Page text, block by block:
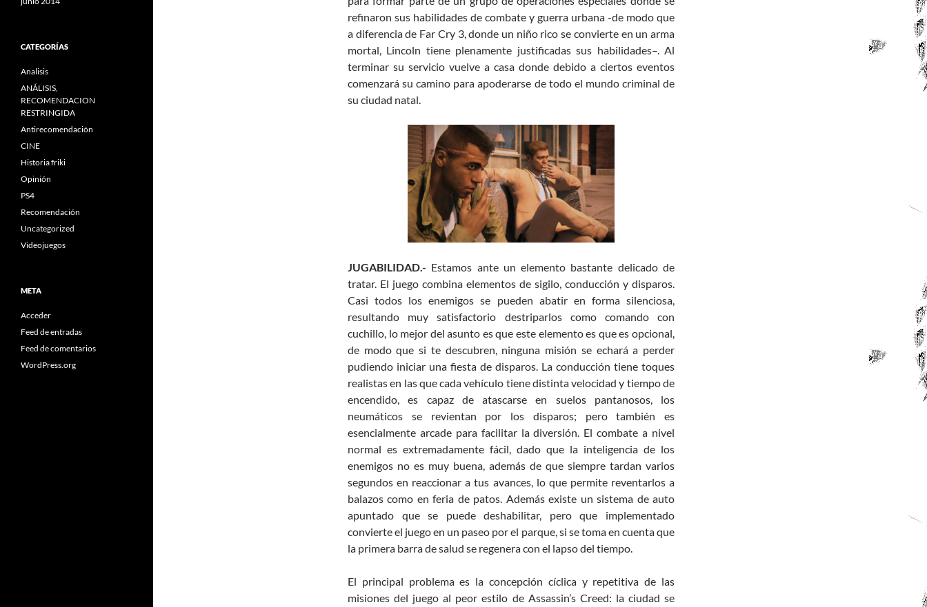
refinaron sus habilidades de combate y guerra urbana -de modo que
a diferencia de Far Cry 3, donde un niño rico se convierte en un arma
mortal, Lincoln tiene plenamente justificadas sus habilidades–. Al
terminar su servicio vuelve a casa donde debido a ciertos eventos
comenzará su camino para apoderarse de todo el mundo criminal de
su ciudad natal.
JUGABILIDAD.- Estamos ante un elemento bastante delicado de
tratar. El juego combina elementos de sigilo, conducción y disparos.
Casi todos los enemigos se pueden abatir en forma silenciosa,
resultando muy satisfactorio destriparlos como comando con
cuchillo, lo mejor del asunto es que este elemento es que es opcional,
de modo que si te descubren, ninguna misión se echará a perder
pudiendo iniciar una fiesta de disparos. La conducción tiene toques
realistas en las que cada vehículo tiene distinta velocidad y tiempo de
encendido, es capaz de atascarse en suelos pantanosos, los
neumáticos se revientan por los disparos; pero también es
esencialmente arcade para facilitar la diversión. El combate a nivel
normal es extremadamente fácil, dado que la inteligencia de los
enemigos no es muy buena, además de que siempre tardan varios
segundos en reaccionar a tus avances, lo que permite reventarlos a
balazos como en feria de patos. Además existe un sistema de auto
apuntado que se puede deshabilitar, pero que implementado
convierte el juego en un paseo por el parque, si se toma en cuenta que
la primera barra de salud se regenera con el lapso del tiempo.
El principal problema es la concepción cíclica y repetitiva de las
misiones del juego al peor estilo de Assassin’s Creed: la ciudad se
CATEGORÍAS
Analisis
ANÁLISIS,
RECOMENDACION
RESTRINGIDA
Antirecomendación
CINE
Historia friki
Opinión
PS4
Recomendación
Uncategorized
Videojuegos
META
Acceder
Feed de entradas
Feed de comentarios
WordPress.org